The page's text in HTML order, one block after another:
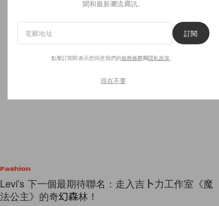
Fashion
Levi’s 下一個最期待聯名：走入吉卜力工作室《魔
法公主》的奇幻森林！
聞和最新潮流資訊。
訂閱
點擊訂閱即表示您同意我們的服務條款與隱私政策
現在不要